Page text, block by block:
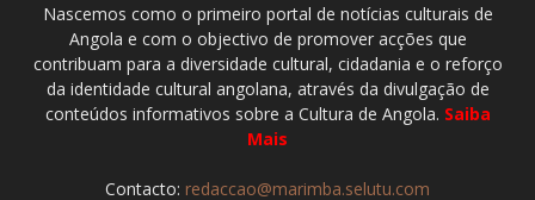
Nascemos como o primeiro portal de notícias culturais de
Angola e com o objectivo de promover acções que
contribuam para a diversidade cultural, cidadania e o reforço
da identidade cultural angolana, através da divulgação de
conteúdos informativos sobre a Cultura de Angola. Saiba
Mais
Contacto: redaccao@marimba.selutu.com